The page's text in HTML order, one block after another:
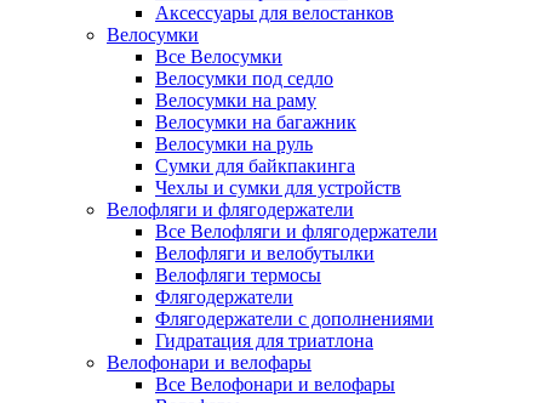
Аксессуары для велостанков
Велосумки
Все Велосумки
Велосумки под седло
Велосумки на раму
Велосумки на багажник
Велосумки на руль
Сумки для байкпакинга
Чехлы и сумки для устройств
Велофляги и флягодержатели
Все Велофляги и флягодержатели
Велофляги и велобутылки
Велофляги термосы
Флягодержатели
Флягодержатели с дополнениями
Гидратация для триатлона
Велофонари и велофары
Все Велофонари и велофары